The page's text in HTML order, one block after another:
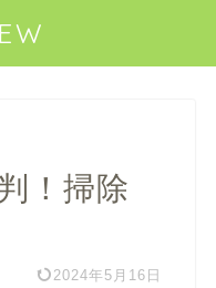
！掃除
2024年5月16日